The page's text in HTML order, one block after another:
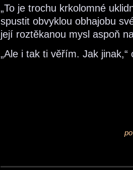
„To je trochu krkolomné
spustit obvyklou obhajobu
její roztěkanou mysl aspoň
„Ale i tak ti věřím. Jak